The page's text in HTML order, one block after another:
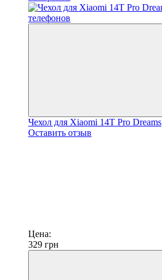
Чехол для Xiaomi 14T Pro Dreams
Оставить отзыв
Цена:
329 грн